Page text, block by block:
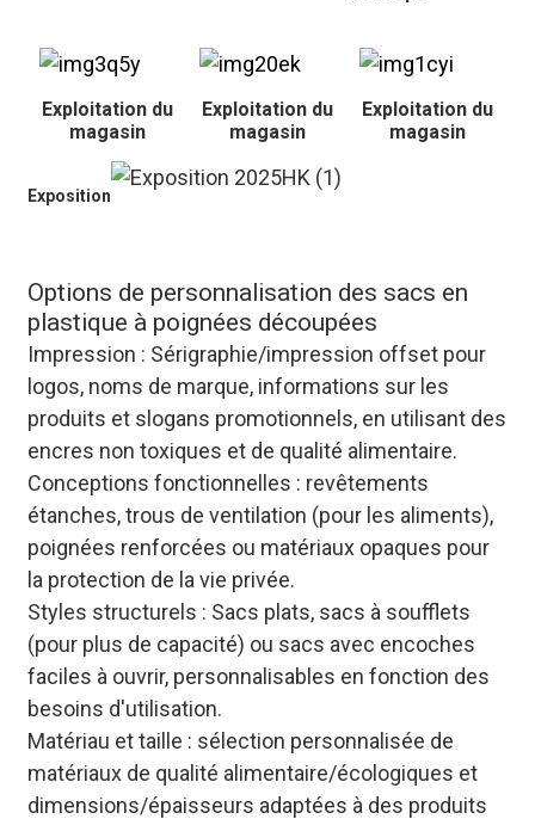
Exploitation du
magasin
Exploitation du
magasin
Exploitation du
magasin
Exposition
Options de personnalisation des sacs en
plastique à poignées découpées
Impression : Sérigraphie/impression offset pour
logos, noms de marque, informations sur les
produits et slogans promotionnels, en utilisant des
encres non toxiques et de qualité alimentaire.
Conceptions fonctionnelles : revêtements
étanches, trous de ventilation (pour les aliments),
poignées renforcées ou matériaux opaques pour
la protection de la vie privée.
Styles structurels : Sacs plats, sacs à soufflets
(pour plus de capacité) ou sacs avec encoches
faciles à ouvrir, personnalisables en fonction des
besoins d'utilisation.
Matériau et taille : sélection personnalisée de
matériaux de qualité alimentaire/écologiques et
dimensions/épaisseurs adaptées à des produits